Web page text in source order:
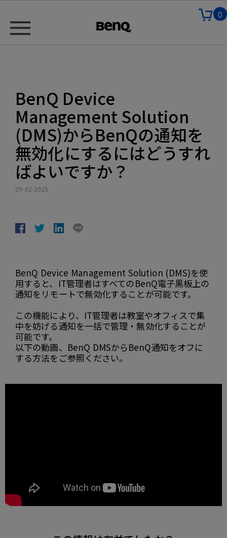
0
BenQ Device
Management Solution
(DMS)からBenQの通知を
無効化にするにはどうすれ
ばよいですか？
09-02-2025
BenQ Device Management Solution (DMS)を使
用すると、IT管理者はすべてのBenQ電子黒板上の
通知をリモートで無効化することが可能です。
この機能により、IT管理者は教室やオフィスで集
中を妨げる通知を一括で管理・無効化することが
可能です。
以下の動画、BenQ DMSからBenQ通知をオフに
する方法をご参照ください。